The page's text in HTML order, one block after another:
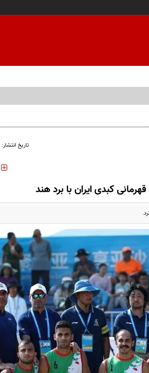
تاریخ انتشار:
کبدی ایران با برد هند